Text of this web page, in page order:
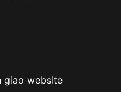
giao website